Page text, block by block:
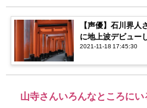
【声優】石川界人
に地上波デビュー
2021-11-18 17:45:30
山寺さんいろんなところに